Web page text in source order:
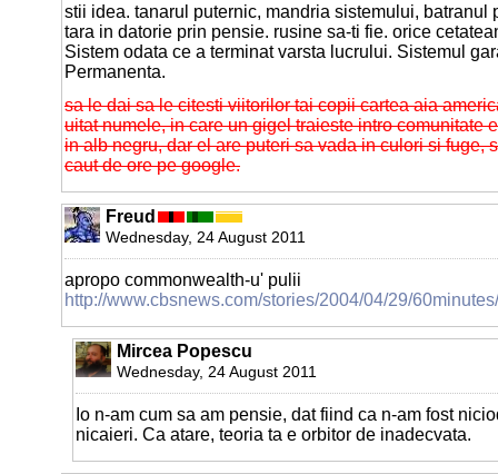
stii idea. tanarul puternic, mandria sistemului, batranul
tara in datorie prin pensie. rusine sa-ti fie. orice
Sistem odata ce a terminat varsta lucrului. Sistemul
Permanenta.
sa le dai sa le citesti viitorilor tai copii cartea aia
uitat numele, in care un gigel traieste intro comunitate
in alb negru, dar el are puteri sa vada in culori si fuge,
caut de ore pe google.
Freud
Wednesday, 24 August 2011
apropo commonwealth-u' pulii
http://www.cbsnews.com/stories/2004/04/29/
Mircea Popescu
Wednesday, 24 August 2011
Io n-am cum sa am pensie, dat fiind ca n-am fost
nicaieri. Ca atare, teoria ta e orbitor de inadecvata.